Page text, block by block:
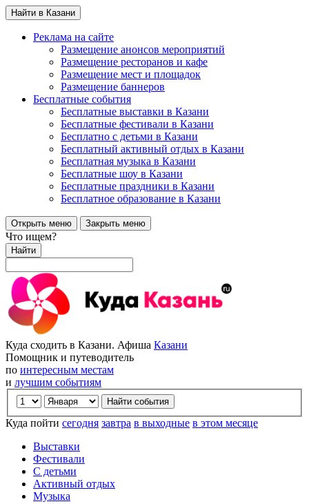
Найти в Казани
Реклама на сайте
Размещение анонсов мероприятий
Размещение ресторанов и кафе
Размещение мест и площадок
Размещение баннеров
Бесплатные события
Бесплатные выставки в Казани
Бесплатные фестивали в Казани
Бесплатно с детьми в Казани
Бесплатный активный отдых в Казани
Бесплатная музыка в Казани
Бесплатные шоу в Казани
Бесплатные праздники в Казани
Бесплатное образование в Казани
Открыть меню Закрыть меню
Что ищем?
Найти
Куда сходить в Казани. Афиша Казани
Помощник и путеводитель
по интересным местам
и лучшим событиям
Куда пойти сегодня завтра в выходные в этом месяце
Выставки
Фестивали
С детьми
Активный отдых
Музыка